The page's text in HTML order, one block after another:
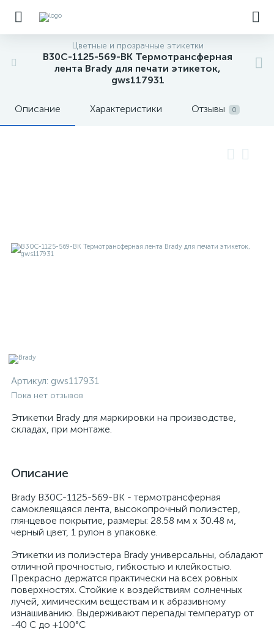
Цветные и прозрачные этикетки
B30C-1125-569-BK Термотрансферная
лента Brady для печати этикеток,
gws117931
Описание Характеристики Отзывы 0
Артикул: gws117931
Пока нет отзывов
Этикетки Brady для маркировки на производстве,
складах, при монтаже.
Описание
Brady B30C-1125-569-BK - термотрансферная
самоклеящаяся лента, высокопрочный полиэстер,
глянцевое покрытие, размеры: 28.58 мм х 30.48 м,
черный цвет, 1 рулон в упаковке.
Этикетки из полиэстера Brady универсальны, обладают
отличной прочностью, гибкостью и клейкостью.
Прекрасно держатся практически на всех ровных
поверхностях. Стойкие к воздействиям солнечных
лучей, химическим веществам и к абразивному
изнашиванию. Выдерживают перепады температур от
-40 С до +100°С